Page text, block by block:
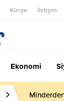
Künye İletişim
Ekonomi